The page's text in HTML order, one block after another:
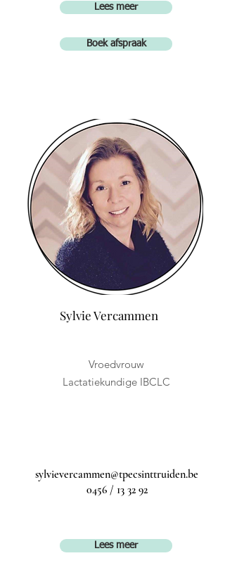
Lees meer
Boek afspraak
Sylvie Vercammen
Vroedvrouw
Lactatiekundige IBCLC
sylvievercammen@tpecsinttruiden.be
0456 / 13 32 92
Lees meer